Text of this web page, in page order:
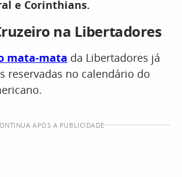
e Corinthians.
na Libertadores
mata-mata da Libertadores já
reservadas no calendário do
APÓS A PUBLICIDADE